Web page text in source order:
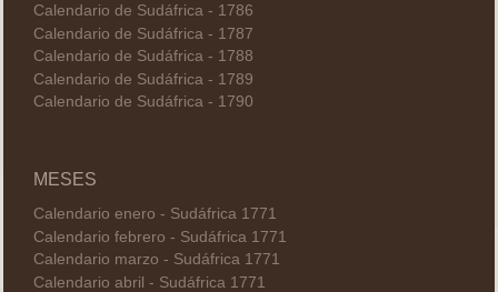
Calendario de Sudáfrica - 1786
Calendario de Sudáfrica - 1787
Calendario de Sudáfrica - 1788
Calendario de Sudáfrica - 1789
Calendario de Sudáfrica - 1790
MESES
Calendario enero - Sudáfrica 1771
Calendario febrero - Sudáfrica 1771
Calendario marzo - Sudáfrica 1771
Calendario abril - Sudáfrica 1771